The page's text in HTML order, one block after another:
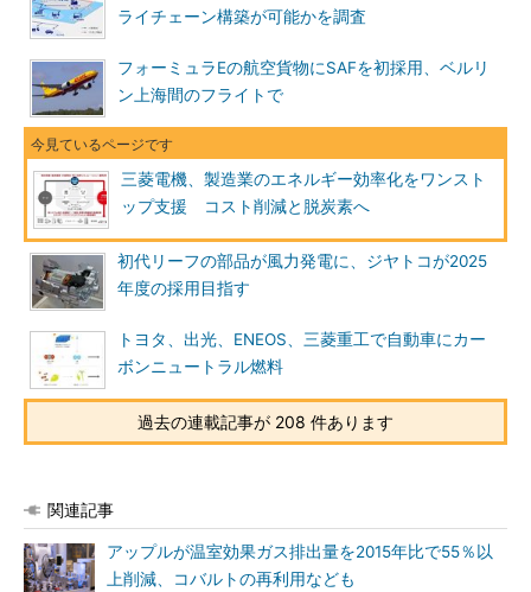
ライチェーン構築が可能かを調査
フォーミュラEの航空貨物にSAFを初採用、ベルリ
ン上海間のフライトで
三菱電機、製造業のエネルギー効率化をワンスト
ップ支援 コスト削減と脱炭素へ
初代リーフの部品が風力発電に、ジヤトコが2025
年度の採用目指す
トヨタ、出光、ENEOS、三菱重工で自動車にカー
ボンニュートラル燃料
過去の連載記事が 208 件あります
関連記事
アップルが温室効果ガス排出量を2015年比で55％以
上削減、コバルトの再利用なども